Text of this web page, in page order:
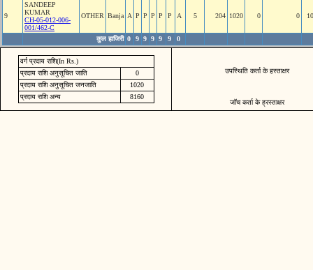
9
SANDEEP
KUMAR
CH-05-012-006-
001/462-C
OTHER Banja A P P P P P A 5 204 1020 0 0
कुल हाजिरी 0 9 9 9 9 9 0
वर्ग प्रदाय राशि(In Rs.)
प्रदाय राशि अनुसूचित जाति
0
प्रदाय राशि अनुसूचित जनजाति
1020
प्रदाय राशि अन्य
8160
उपस्थिति कर्ता के हस्ताक्षर
जॉच कर्ता के ह्रस्ताक्षर